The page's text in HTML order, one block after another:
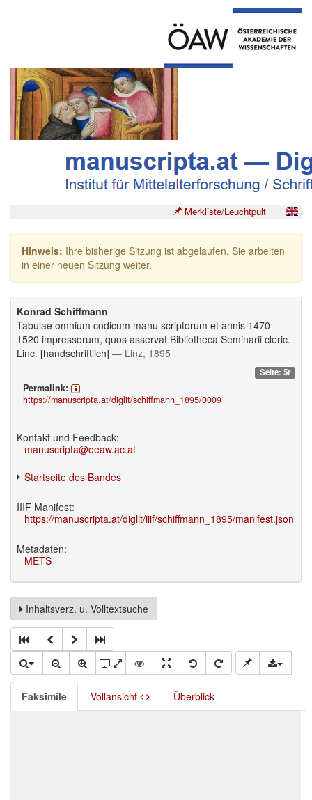
Merkliste/Leuchtpult
Hinweis: Ihre bisherige Sitzung ist abgelaufen. Sie arbeiten
in einer neuen Sitzung weiter.
Konrad Schiffmann
Tabulae omnium codicum manu scriptorum et annis 1470-
1520 impressorum, quos asservat Bibliotheca Seminarii cleric.
Linc. [handschriftlich] — Linz, 1895
Seite: 5r
Permalink:
https://manuscripta.at/diglit/schiffmann_1895/0009
Kontakt und Feedback:
manuscripta@oeaw.ac.at
Startseite des Bandes
IIIF Manifest:
https://manuscripta.at/diglit/iiif/schiffmann_1895/manifest.json
Metadaten:
METS
Inhaltsverz. u. Volltextsuche
Faksimile Vollansicht Überblick